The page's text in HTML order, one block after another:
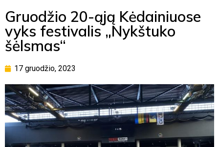
Gruodžio 20-ąją Kėdainiuose
vyks festivalis „Nykštuko
šėlsmas“
17 gruodžio, 2023